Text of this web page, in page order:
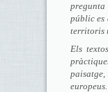
públic es
territoris
Els